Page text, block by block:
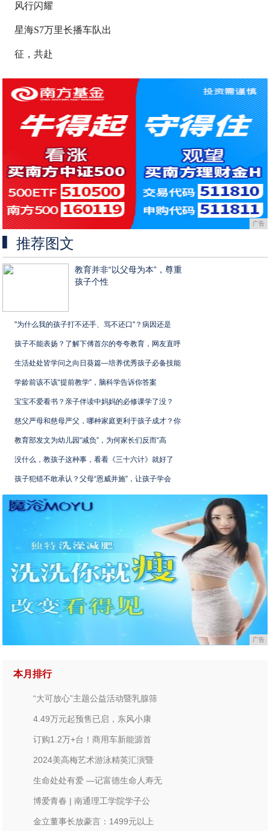
风行闪耀
星海S7万里长播车队出
征，共赴
广告
推荐图文
教育并非“以父母为本”，尊重
孩子个性
"为什么我的孩子打不还手、骂不还口"？病因还是
孩子不能表扬？了解下傅首尔的夸夸教育，网友直呼
生活处处皆学问之向日葵篇—培养优秀孩子必备技能
学龄前该不该“提前教学”，脑科学告诉你答案
宝宝不爱看书？亲子伴读中妈妈的必修课学了没？
慈父严母和慈母严父，哪种家庭更利于孩子成才？你
教育部发文为幼儿园“减负”，为何家长们反而“高
没什么，教孩子这种事，看看《三十六计》就好了
孩子犯错不敢承认？父母“恩威并施”，让孩子学会
广告
本月排行
“大可放心”主题公益活动暨乳腺筛
4.49万元起预售已启，东风小康
订购1.2万+台！商用车新能源首
2024美高梅艺术游泳精英汇演暨
生命处处有爱 —记富德生命人寿无
博爱青春 | 南通理工学院学子公
金立董事长放豪言：1499元以上